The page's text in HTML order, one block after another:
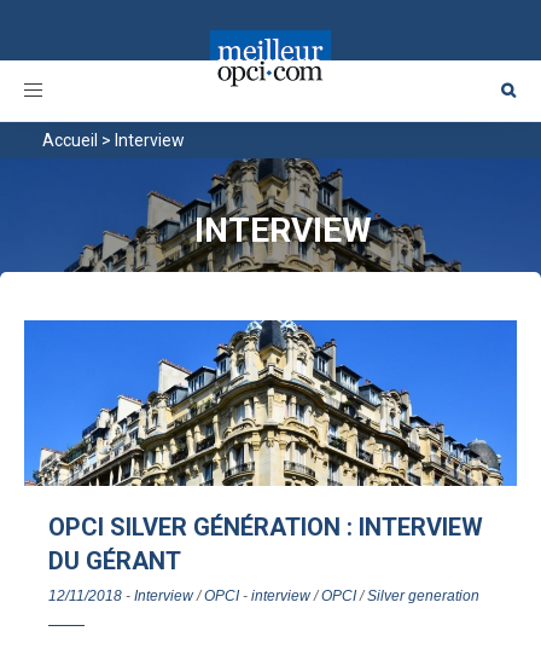
Toggle
Accueil > Interview
INTERVIEW
OPCI SILVER GÉNÉRATION : INTERVIEW
DU GÉRANT
12/11/2018 - Interview/OPCI- interview/OPCI/Silver generation